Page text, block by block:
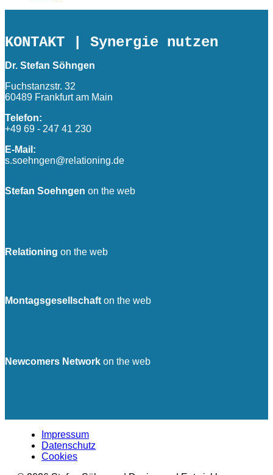
KONTAKT | Synergie nutzen
Dr. Stefan Söhngen
Fuchstanzstr. 32
60489 Frankfurt am Main
Telefon:
+49 69 - 247 41 230
E-Mail:
s.soehngen@relationing.de
Stefan Soehngen on the web
Relationing on the web
Montagsgesellschaft on the web
Newcomers Network on the web
Impressum
Datenschutz
Cookies